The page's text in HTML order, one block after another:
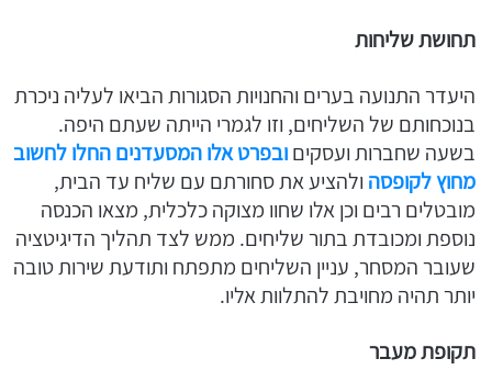
תחושת שליחות
היעדר התנועה בערים והחנויות הסגורות הביאו לעליה ניכרת
בנוכחותם של השליחים, וזו לגמרי הייתה שעתם היפה.
בשעה שחברות ועסקיםובפרט אלו המסעדנים החלו לחשוב
מחוץ לקופסה ולהציע את סחורתם עם שליח עד הבית,
מובטלים רבים וכן אלו שחוו מצוקה כלכלית, מצאו הכנסה
נוספת ומכובדת בתור שליחים. ממש לצד תהליך הדיגיטציה
שעובר המסחר, עניין השליחים מתפתח ותודעת שירות טובה
יותר תהיה מחויבת להתלוות אליו.
תקופת מעבר